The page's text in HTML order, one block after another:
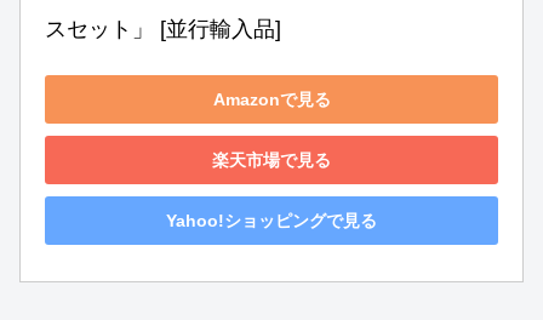
スセット」 [並行輸入品]
Amazonで見る
楽天市場で見る
Yahoo!ショッピングで見る